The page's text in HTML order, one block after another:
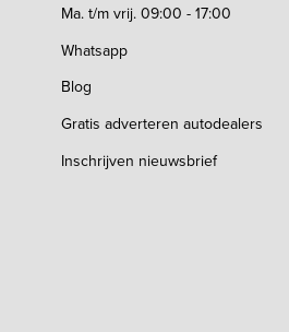
Ma. t/m vrij. 09:00 - 17:00
Whatsapp
Blog
Gratis adverteren autodealers
Inschrijven nieuwsbrief